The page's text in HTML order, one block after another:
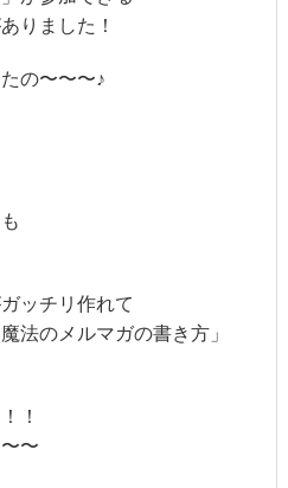
りました！
の〜〜〜♪
ッチリ作れて
法のメルマガの書き方」
！
〜